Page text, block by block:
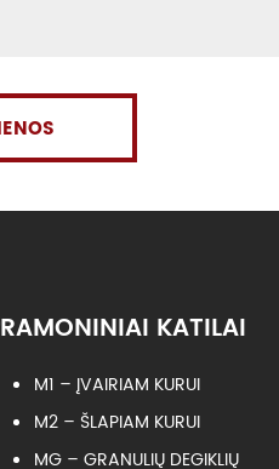
KATILAI
M1 – ĮVAIRIAM KURUI
M2 – ŠLAPIAM KURUI
MG – GRANULIŲ DEGIKLIŲ